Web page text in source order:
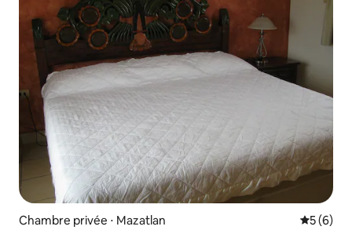
Chambre privée ⋅ Mazatlan
5 (6)